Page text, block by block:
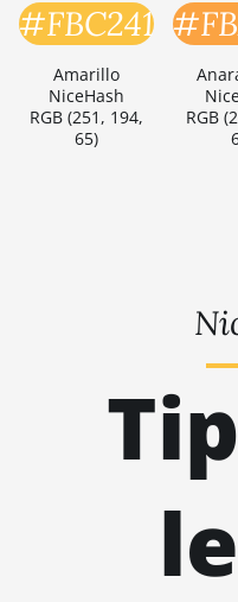
#FBC241
Amarillo
NiceHash
RGB (251, 194,
65)
RGB